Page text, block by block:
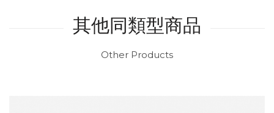
其他同類型商品
Other Products